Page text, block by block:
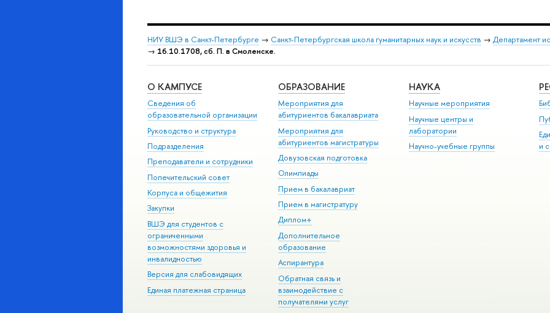
НИУ ВШЭ в Санкт-Петербурге → Санкт-Петербургская школа гуманитарных наук и искусств → Департамент
→ 16.10.1708, сб. П. в Смоленске.
О КАМПУСЕ
Сведения об
образовательной организации
Руководство и структура
Подразделения
Преподаватели и сотрудники
Попечительский совет
Корпуса и общежития
Закупки
ВШЭ для студентов с
ограниченными
возможностями здоровья и
инвалидностью
Версия для слабовидящих
Единая платежная страница
ОБРАЗОВАНИЕ
Мероприятия для
абитуриентов бакалавриата
Мероприятия для
абитуриентов магистратуры
Довузовская подготовка
Олимпиады
Прием в бакалавриат
Прием в магистратуру
Диплом+
Дополнительное
образование
Аспирантура
Обратная связь и
взаимодействие с
получателями услуг
НАУКА
Научные мероприятия
Научные центры и
лаборатории
Научно-учебные группы
и